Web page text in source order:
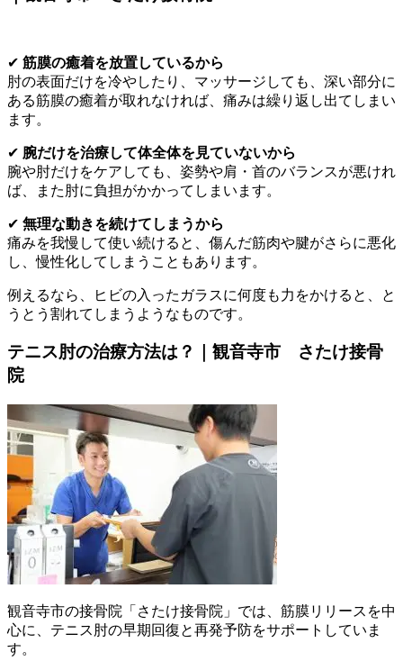
✔ 筋膜の癒着を放置しているから
肘の表面だけを冷やしたり、マッサージしても、深い部分に
ある筋膜の癒着が取れなければ、痛みは繰り返し出てしまい
ます。
✔ 腕だけを治療して体全体を見ていないから
腕や肘だけをケアしても、姿勢や肩・首のバランスが悪けれ
ば、また肘に負担がかかってしまいます。
✔ 無理な動きを続けてしまうから
痛みを我慢して使い続けると、傷んだ筋肉や腱がさらに悪化
し、慢性化してしまうこともあります。
例えるなら、ヒビの入ったガラスに何度も力をかけると、と
うとう割れてしまうようなものです。
テニス肘の治療方法は？｜観音寺市 さたけ接骨
院
観音寺市の接骨院「さたけ接骨院」では、筋膜リリースを中
心に、テニス肘の早期回復と再発予防をサポートしていま
す。